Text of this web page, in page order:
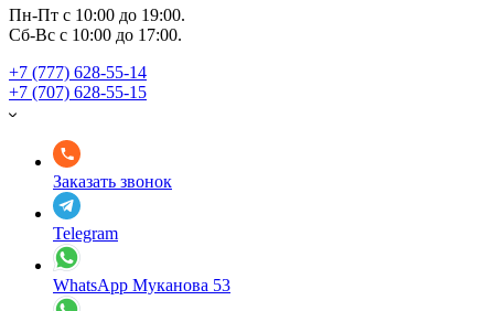
Пн-Пт с 10:00 до 19:00.
Сб-Вс с 10:00 до 17:00.
+7 (777) 628-55-14
+7 (707) 628-55-15
Заказать звонок
Telegram
WhatsApp Муканова 53